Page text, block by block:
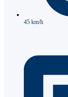
45 km/h